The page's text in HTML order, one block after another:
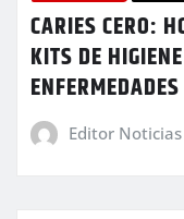
CARIES CERO:
KITS DE
Editor Noticias